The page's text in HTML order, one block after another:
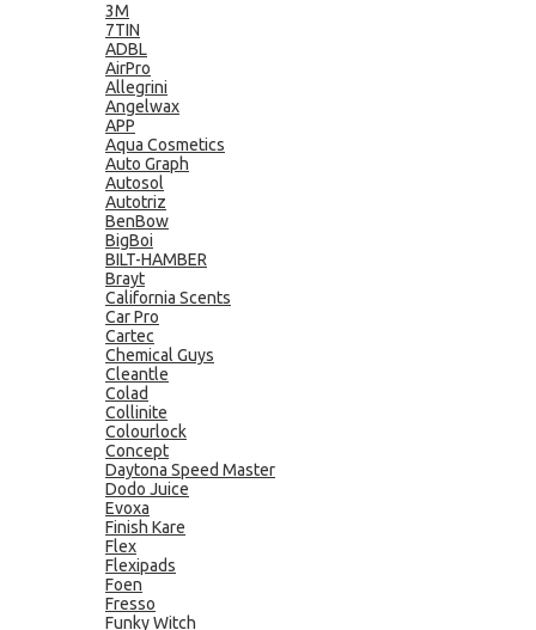
3M
7TIN
ADBL
AirPro
Allegrini
Angelwax
APP
Aqua Cosmetics
Auto Graph
Autosol
Autotriz
BenBow
BigBoi
BILT-HAMBER
Brayt
California Scents
Car Pro
Cartec
Chemical Guys
Cleantle
Colad
Collinite
Colourlock
Concept
Daytona Speed Master
Dodo Juice
Evoxa
Finish Kare
Flex
Flexipads
Foen
Fresso
Funky Witch